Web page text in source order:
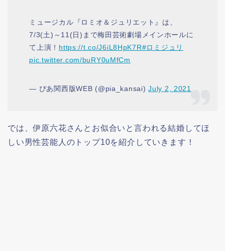
ミュージカル『ロミオ＆ジュリエット』は、
7/3(土)～11(日)まで梅田芸術劇場メインホールに
て上演！ https://t.co/J6iL8HpK7R#ロミジュリ
pic.twitter.com/buRY0uMfCm
— ぴあ関西版WEB (@pia_kansai)July 2, 2021
では、伊原六花さんとお似合いと言われる結婚してほ
しい男性芸能人のトップ10を紹介していきます！